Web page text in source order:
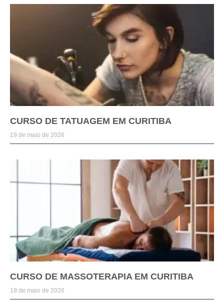
CURSO DE TATUAGEM EM CURITIBA
19 de maio de 2026
CURSO DE MASSOTERAPIA EM CURITIBA
19 de maio de 2026